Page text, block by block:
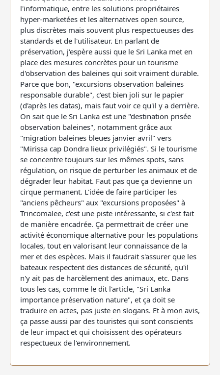
l'informatique, entre les solutions propriétaires
hyper-marketées et les alternatives open source,
plus discrètes mais souvent plus respectueuses des
standards et de l'utilisateur. En parlant de
préservation, j'espère aussi que le Sri Lanka met en
place des mesures concrètes pour un tourisme
d'observation des baleines qui soit vraiment durable.
Parce que bon, "excursions observation baleines
responsable durable", c'est bien joli sur le papier
(d'après les datas), mais faut voir ce qu'il y a derrière.
On sait que le Sri Lanka est une "destination prisée
observation baleines", notamment grâce aux
"migration baleines bleues janvier avril" vers
"Mirissa cap Dondra lieux privilégiés". Si le tourisme
se concentre toujours sur les mêmes spots, sans
régulation, on risque de perturber les animaux et de
dégrader leur habitat. Faut pas que ça devienne un
cirque permanent. L'idée de faire participer les
"anciens pêcheurs" aux "excursions proposées" à
Trincomalee, c'est une piste intéressante, si c'est fait
de manière encadrée. Ça permettrait de créer une
activité économique alternative pour les populations
locales, tout en valorisant leur connaissance de la
mer et des espèces. Mais il faudrait s'assurer que les
bateaux respectent des distances de sécurité, qu'il
n'y ait pas de harcèlement des animaux, etc. Dans
tous les cas, comme le dit l'article, "Sri Lanka
importance préservation nature", et ça doit se
traduire en actes, pas juste en slogans. Et à mon avis,
ça passe aussi par des touristes qui sont conscients
de leur impact et qui choisissent des opérateurs
respectueux de l'environnement.